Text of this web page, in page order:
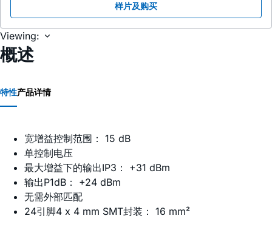
样片及购买
Viewing:
概述
特性产品详情
宽增益控制范围： 15 dB
单控制电压
最大增益下的输出IP3： +31 dBm
输出P1dB： +24 dBm
无需外部匹配
24引脚4 x 4 mm SMT封装： 16 mm²